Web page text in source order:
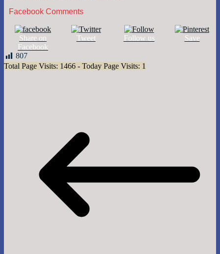
Facebook Comments
Share on
Facebook
Tweet Follow us Save
807
Total Page Visits: 1466 - Today Page Visits: 1